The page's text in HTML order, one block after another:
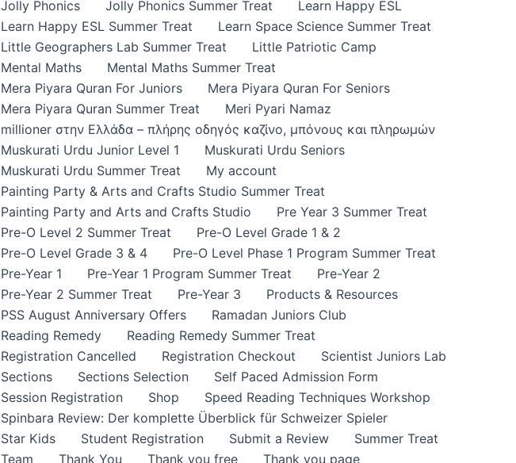
Jolly Phonics
Jolly Phonics Summer Treat
Learn Happy ESL
Learn Happy ESL Summer Treat
Learn Space Science Summer Treat
Little Geographers Lab Summer Treat
Little Patriotic Camp
Mental Maths
Mental Maths Summer Treat
Mera Piyara Quran For Juniors
Mera Piyara Quran For Seniors
Mera Piyara Quran Summer Treat
Meri Pyari Namaz
millioner στην Ελλάδα – πλήρης οδηγός καζίνο, μπόνους και πληρωμών
Muskurati Urdu Junior Level 1
Muskurati Urdu Seniors
Muskurati Urdu Summer Treat
My account
Painting Party & Arts and Crafts Studio Summer Treat
Painting Party and Arts and Crafts Studio
Pre Year 3 Summer Treat
Pre-O Level 2 Summer Treat
Pre-O Level Grade 1 & 2
Pre-O Level Grade 3 & 4
Pre-O Level Phase 1 Program Summer Treat
Pre-Year 1
Pre-Year 1 Program Summer Treat
Pre-Year 2
Pre-Year 2 Summer Treat
Pre-Year 3
Products & Resources
PSS August Anniversary Offers
Ramadan Juniors Club
Reading Remedy
Reading Remedy Summer Treat
Registration Cancelled
Registration Checkout
Scientist Juniors Lab
Sections
Sections Selection
Self Paced Admission Form
Session Registration
Shop
Speed Reading Techniques Workshop
Spinbara Review: Der komplette Überblick für Schweizer Spieler
Star Kids
Student Registration Submit a Review
Summer Treat
Team
Thank You Thank you free
Thank you page